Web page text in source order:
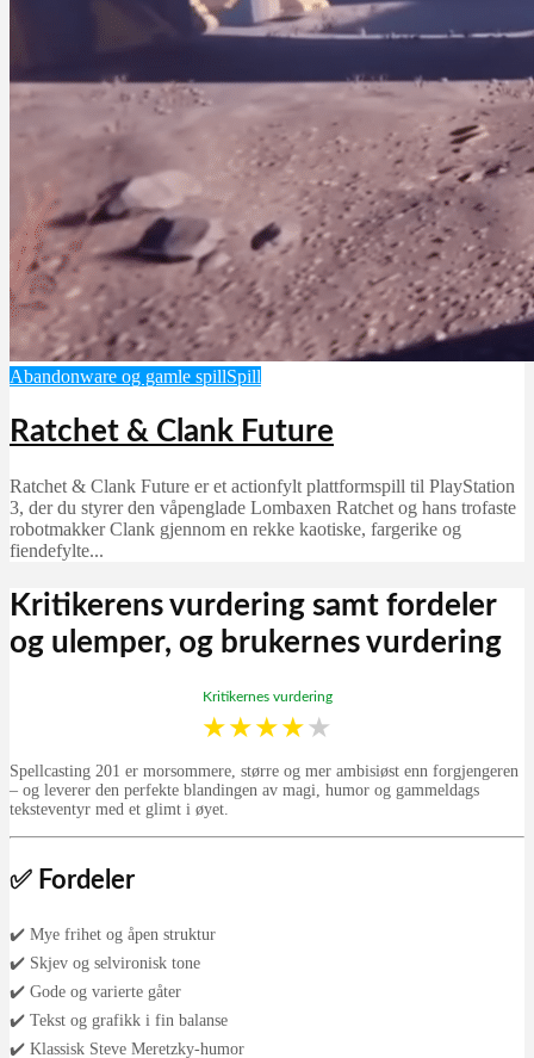
Abandonware og gamle spillSpill
Ratchet & Clank Future
Ratchet & Clank Future er et actionfylt plattformspill til PlayStation
3, der du styrer den våpenglade Lombaxen Ratchet og hans trofaste
robotmakker Clank gjennom en rekke kaotiske, fargerike og
fiendefylte...
Kritikerens vurdering samt fordeler
og ulemper, og brukernes vurdering
Kritikernes vurdering
★★★★★
Spellcasting 201 er morsommere, større og mer ambisiøst enn forgjengeren
– og leverer den perfekte blandingen av magi, humor og gammeldags
teksteventyr med et glimt i øyet.
✅ Fordeler
✔️ Mye frihet og åpen struktur
✔️ Skjev og selvironisk tone
✔️ Gode og varierte gåter
✔️ Tekst og grafikk i fin balanse
✔️ Klassisk Steve Meretzky-humor